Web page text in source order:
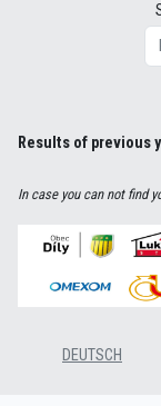
Results of previous
In case you can not find
DEUTSCH